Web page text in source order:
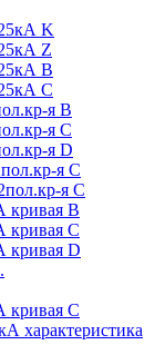
K
Z
B
C
я B
я C
я D
я C
я C
кривая B
кривая C
кривая D
кривая C
характеристика